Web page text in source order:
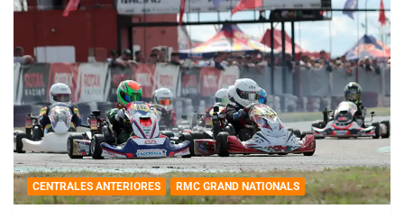
CENTRALES ANTERIORES RMC GRAND NATIONALS